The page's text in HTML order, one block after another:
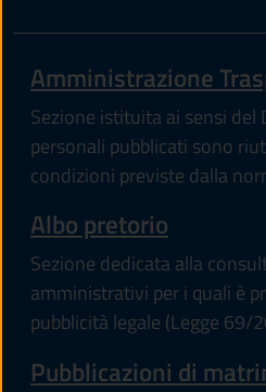
Amministrazione
Sezione istituita ai sensi del
personali pubblicati sono
condizioni previste dalla
Albo pretorio
Sezione dedicata alla
amministrativi per i quali è
pubblicità legale (Legge 69/
Pubblicazioni di